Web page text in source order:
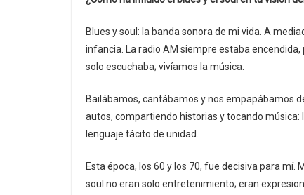
Blues y soul: la banda sonora de mi vida. A
infancia. La radio AM siempre estaba
solo escuchaba; vivíamos la música.
Bailábamos, cantábamos y nos empapábamos
autos, compartiendo historias y tocando música:
lenguaje tácito de unidad.
Esta época, los 60 y los 70, fue decisiva para mí.
soul no eran solo entretenimiento; eran